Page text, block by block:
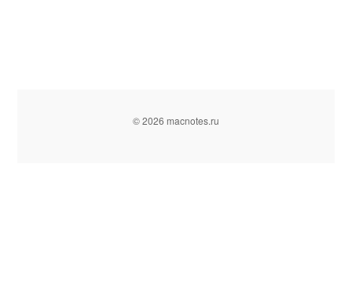
© 2026 macnotes.ru